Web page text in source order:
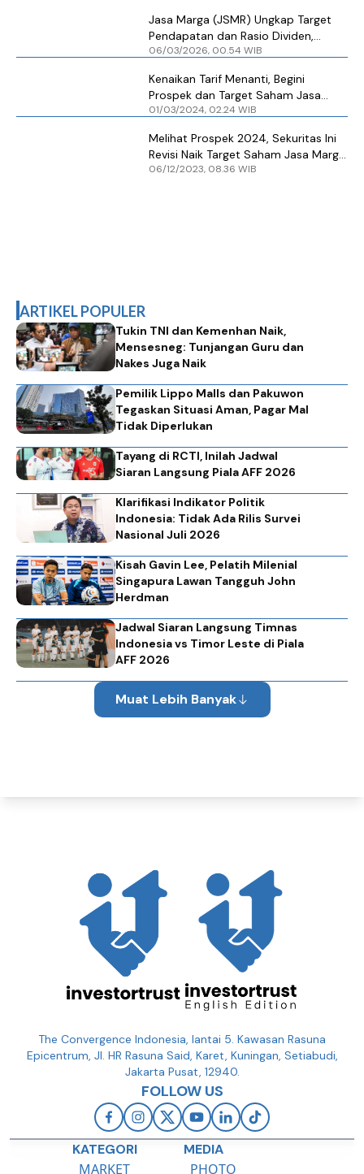
Jasa Marga (JSMR) Ungkap Target
Pendapatan dan Rasio Dividen,
Bagaimana Prospek Sahamnya?
06/03/2026, 00.54 WIB
Kenaikan Tarif Menanti, Begini
Prospek dan Target Saham Jasa
Marga (JSMR)
01/03/2024, 02.24 WIB
Melihat Prospek 2024, Sekuritas Ini
Revisi Naik Target Saham Jasa Marga
(JSMR)
06/12/2023, 08.36 WIB
ARTIKEL POPULER
Tukin TNI dan Kemenhan Naik,
Mensesneg: Tunjangan Guru dan
Nakes Juga Naik
Pemilik Lippo Malls dan Pakuwon
Tegaskan Situasi Aman, Pagar Mal
Tidak Diperlukan
Tayang di RCTI, Inilah Jadwal
Siaran Langsung Piala AFF 2026
Klarifikasi Indikator Politik
Indonesia: Tidak Ada Rilis Survei
Nasional Juli 2026
Kisah Gavin Lee, Pelatih Milenial
Singapura Lawan Tangguh John
Herdman
Jadwal Siaran Langsung Timnas
Indonesia vs Timor Leste di Piala
AFF 2026
Muat Lebih Banyak
The Convergence Indonesia, lantai 5. Kawasan Rasuna
Epicentrum, Jl. HR Rasuna Said, Karet, Kuningan, Setiabudi,
Jakarta Pusat, 12940.
FOLLOW US
KATEGORI
MARKET
MEDIA
PHOTO